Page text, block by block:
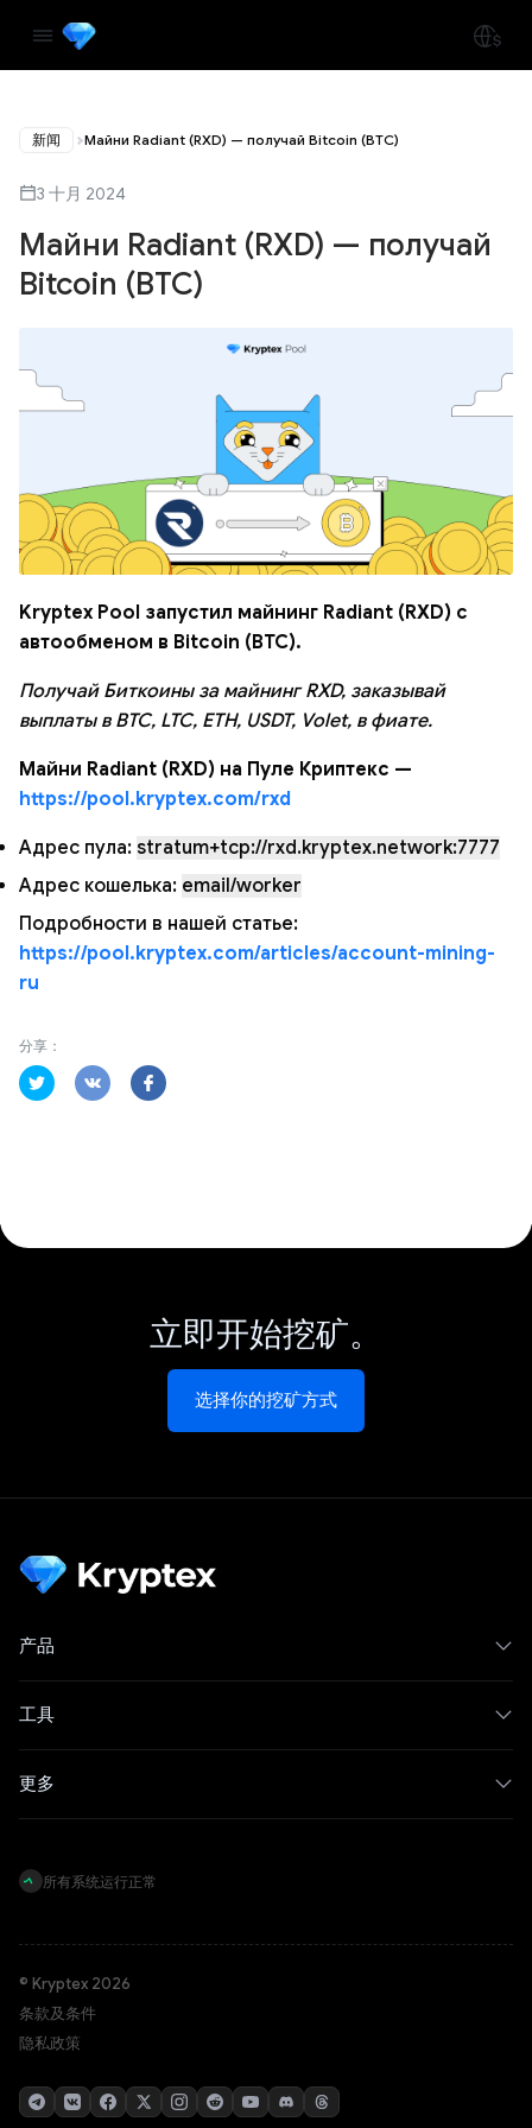
新闻 Майни Radiant (RXD) — получай Bitcoin (BTC)
3 十月 2024
Майни Radiant (RXD) — получай
Bitcoin (BTC)
Kryptex Pool запустил майнинг Radiant (RXD) с
автообменом в Bitcoin (BTC).
Получай Биткоины за майнинг RXD, заказывай
выплаты в BTC, LTC, ETH, USDT, Volet, в фиате.
Майни Radiant (RXD) на Пуле Криптекс —
https://pool.kryptex.com/rxd
Адрес пула: stratum+tcp://rxd.kryptex.network:7777
Адрес кошелька: email/worker
Подробности в нашей статье:
https://pool.kryptex.com/articles/account-mining-
ru
分享：
立即开始挖矿。
选择你的挖矿方式
产品
工具
更多
所有系统运行正常
© Kryptex 2026
条款及条件
隐私政策